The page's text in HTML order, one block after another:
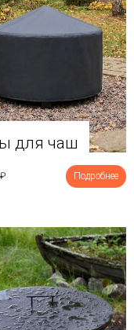
для чаш
₽ Подробнее